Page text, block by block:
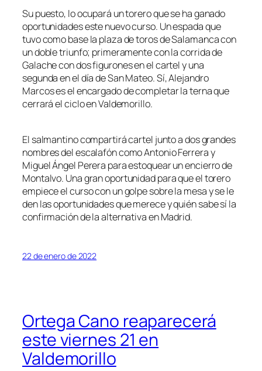
Su puesto, lo ocupará un torero que se ha ganado
oportunidades este nuevo curso. Un espada que
tuvo como base la plaza de toros de Salamanca con
un doble triunfo; primeramente con la corrida de
Galache con dos figurones en el cartel y una
segunda en el día de San Mateo. Sí, Alejandro
Marcos es el encargado de completar la terna que
cerrará el ciclo en Valdemorillo.
El salmantino compartirá cartel junto a dos grandes
nombres del escalafón como Antonio Ferrera y
Miguel Ángel Perera para estoquear un encierro de
Montalvo. Una gran oportunidad para que el torero
empiece el curso con un golpe sobre la mesa y se le
den las oportunidades que merece y quién sabe sí la
confirmación de la alternativa en Madrid.
22 de enero de 2022
Ortega Cano reaparecerá
este viernes 21 en
Valdemorillo